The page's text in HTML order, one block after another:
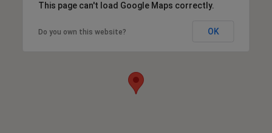
This page can't load Google Maps correctly.
Do you own this website? OK